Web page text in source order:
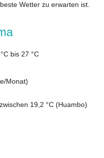
Wetter zu erwarten ist.
bis 27 °C
Monat)
19,2 °C (Huambo)